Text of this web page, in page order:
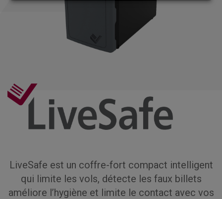
LiveSafe est un coffre-fort compact intelligent
qui limite les vols, détecte les faux billets
améliore l’hygiène et limite le contact avec vos